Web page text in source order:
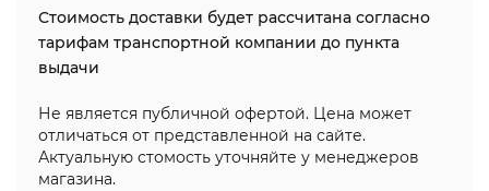
Стоимость доставки будет рассчитана согласно
тарифам транспортной компании до пункта
выдачи
Не является публичной офертой. Цена может
отличаться от представленной на сайте.
Актуальную стомость уточняйте у менеджеров
магазина.